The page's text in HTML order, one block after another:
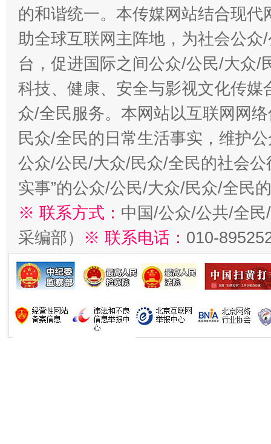
的和谐统一。本传媒网站结合现
助全球互联网主阵地，为社会公
台，促进国际之间公众/公民/大众/
科技、健康、安全与影视文化传
众/全民服务。本网站以互联网网
民众/全民的日常生活事实，维护
公众/公民/大众/民众/全民的社会公
实事”的公众/公民/大众/民众/全民
※ 联系方式： 中国/公众/公共/全
采编部） ※ 联系电话： 010-